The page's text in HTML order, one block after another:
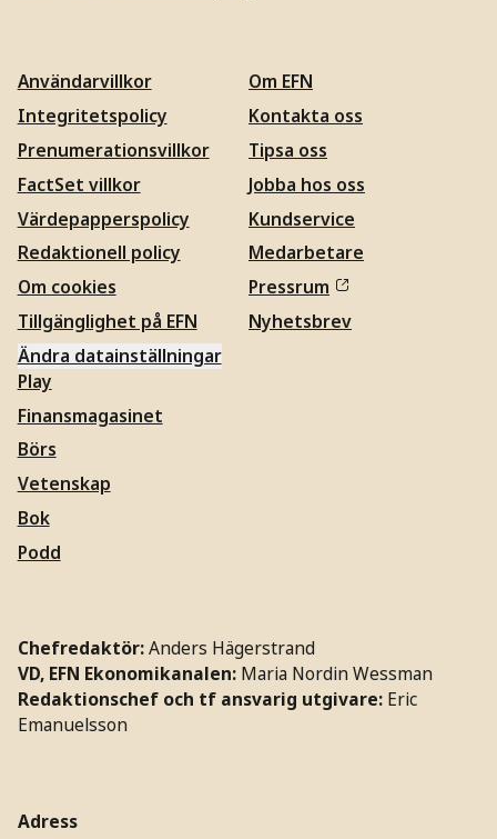
Användarvillkor
Integritetspolicy
Prenumerationsvillkor
FactSet villkor
Värdepapperspolicy
Redaktionell policy
Om cookies
Tillgänglighet på EFN
Ändra datainställningar
Om EFN
Kontakta oss
Tipsa oss
Jobba hos oss
Kundservice
Medarbetare
Pressrum
Nyhetsbrev
Play
Finansmagasinet
Börs
Vetenskap
Bok
Podd
Chefredaktör:Anders Hägerstrand
VD, EFN Ekonomikanalen: Maria Nordin Wessman
Redaktionschef och tf ansvarig utgivare: Eric
Emanuelsson
Adress